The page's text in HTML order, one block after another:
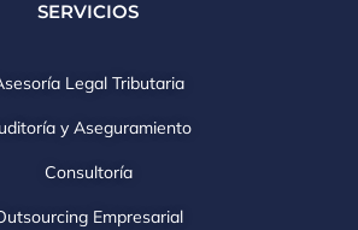
SERVICIOS
Legal Tributaria
y Aseguramiento
Consultoría
Empresarial